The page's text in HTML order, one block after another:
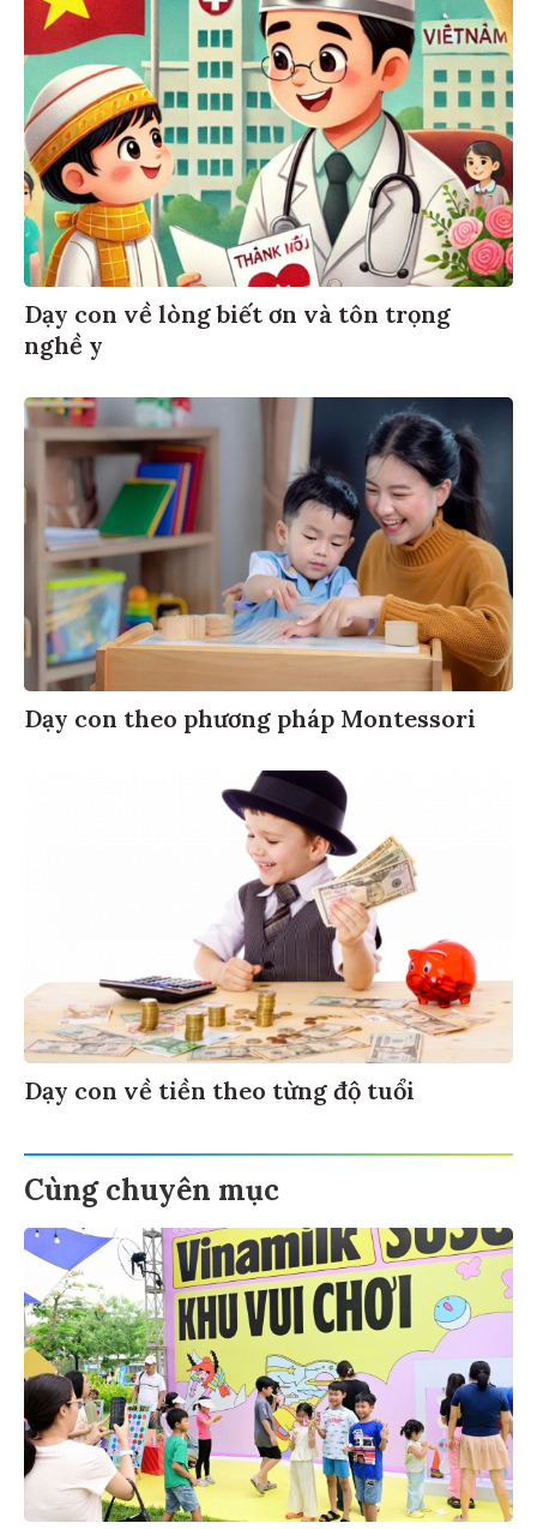
Dạy con về lòng biết ơn và tôn trọng
nghề y
Dạy con theo phương pháp Montessori
Dạy con về tiền theo từng độ tuổi
Cùng chuyên mục